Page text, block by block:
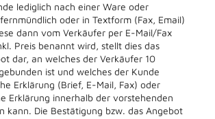
lediglich nach einer Ware oder
oder in Textform (Fax, Email)
dann vom Verkäufer per E-Mail/Fax
Preis benannt wird, stellt dies das
dar, an welches der Verkäufer 10
ist und welches der Kunde
Erklärung (Brief, E-Mail, Fax) oder
Erklärung innerhalb der vorstehenden
kann. Die Bestätigung bzw. das Angebot